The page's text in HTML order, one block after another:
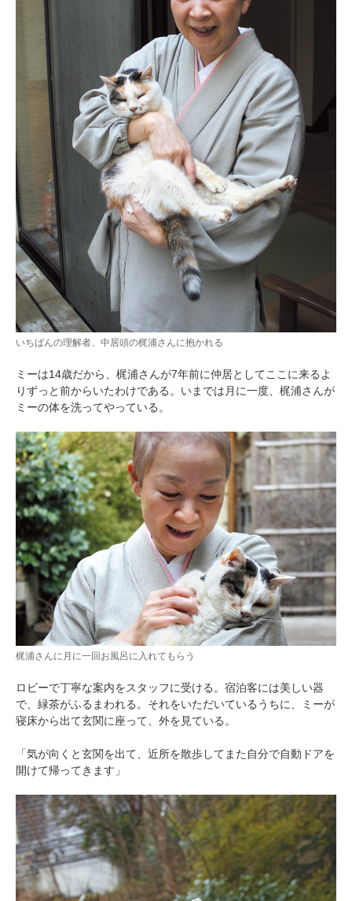
いちばんの理解者、中居頭の梶浦さんに抱かれる
ミーは14歳だから、梶浦さんが7年前に仲居としてここに来るよ
りずっと前からいたわけである。いまでは月に一度、梶浦さんが
ミーの体を洗ってやっている。
梶浦さんに月に一回お風呂に入れてもらう
ロビーで丁寧な案内をスタッフに受ける。宿泊客には美しい器
で、緑茶がふるまわれる。それをいただいているうちに、ミーが
寝床から出て玄関に座って、外を見ている。
「気が向くと玄関を出て、近所を散歩してまた自分で自動ドアを
開けて帰ってきます」